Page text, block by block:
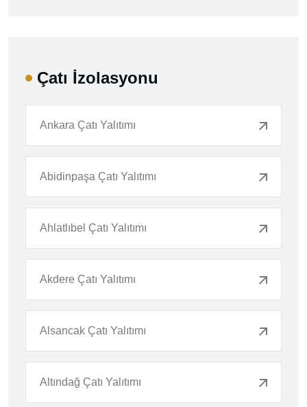
Çatı İzolasyonu
Ankara Çatı Yalıtımı
Abidinpaşa Çatı Yalıtımı
Ahlatlıbel Çatı Yalıtımı
Akdere Çatı Yalıtımı
Alsancak Çatı Yalıtımı
Altındağ Çatı Yalıtımı